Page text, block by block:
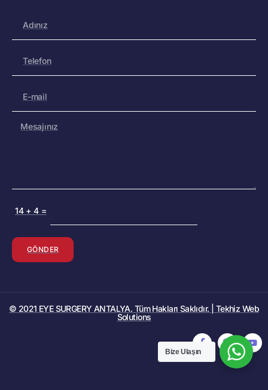
14 + 4=
GÖNDER
© 2021 EYE SURGERY ANTALYA. Tüm Hakları Saklıdır. | Tekhiz Web
Solutions
Bize Ulaşın